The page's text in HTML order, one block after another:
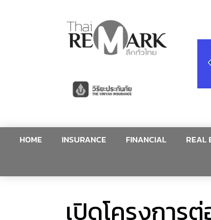
HOME INSURANCE FINANCIAL REAL
เปิดโครงกา